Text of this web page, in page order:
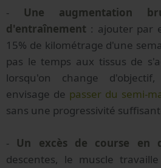
- Une augmentation
d'entraînement : ajouter par
15% de kilométrage d'une
pas le temps aux tissus de
lorsqu'on change
envisage de passer du semi-
sans une progressivité
- Un excès de course en
descentes, le muscle